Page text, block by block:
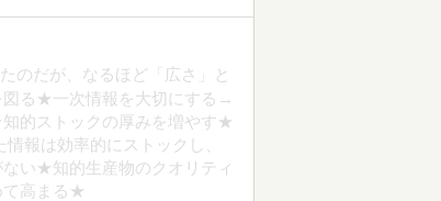
のだが、なるほど「広さ」と
図る★一次情報を大切にする→
的ストックの厚みを増やす★
報は効率的にストックし、
い★知的生産物のクオリティ
て高まる★